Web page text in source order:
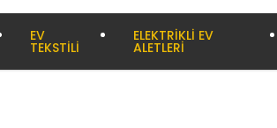
EV
TEKSTİLİ
ELEKTRİKLİ EV
ALETLERİ